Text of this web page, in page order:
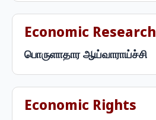
Economic Research
பொருளாதார ஆய்வாராய்ச்சி
Economic Rights